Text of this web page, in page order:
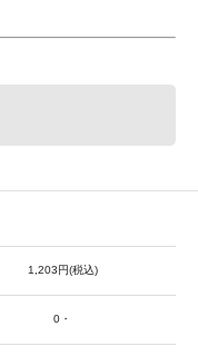
1,203円(税込)
0・